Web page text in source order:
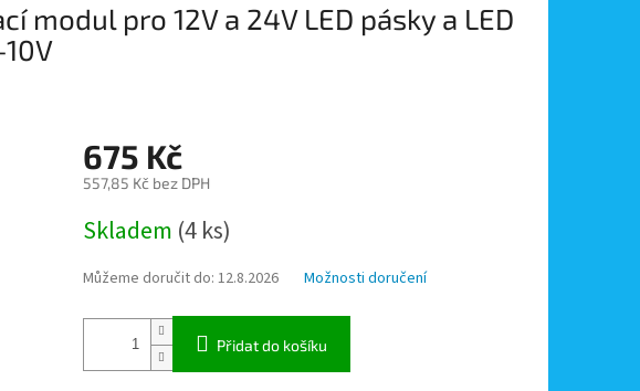
modul pro 12V a 24V LED pásky a LED
675 Kč
557,85 Kč bez DPH
cena:
Skladem (4 ks)
Můžeme doručit do: 12.8.2026 Možnosti doručení
Přidat do košíku